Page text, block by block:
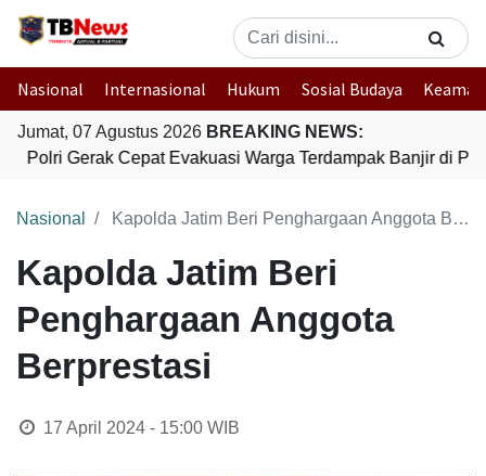
Nasional Internasional Hukum Sosial Budaya
Jumat, 07 Agustus 2026 BREAKING NEWS:
Polri Gerak Cepat Evakuasi Warga Terdampak Banjir di
Nasional Kapolda Jatim Beri Penghargaan Anggota Berprestasi
Kapolda Jatim Beri
Penghargaan Anggota
Berprestasi
17 April 2024 - 15:00WIB